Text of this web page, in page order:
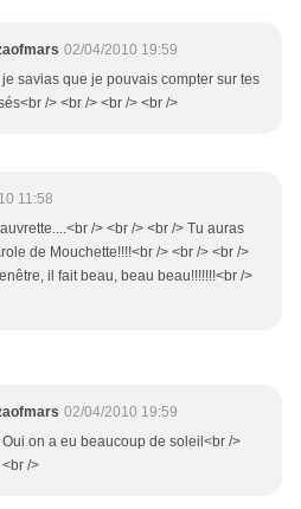
02/04/2010 19:59
je savias que je pouvais compter sur tes
/> <br /> <br /> <br />
11:58
/> <br /> <br /> Tu auras
de Mouchette!!!!<br /> <br /> <br />
il fait beau, beau beau!!!!!!!<br />
02/04/2010 19:59
Oui on a eu beaucoup de soleil<br />
/>